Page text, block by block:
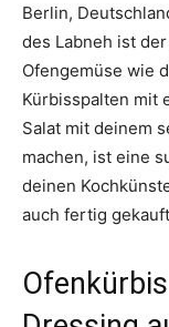
Berlin,
des Labneh ist
Ofengemüse wie
Kürbisspalten mit
Salat mit deinem
machen, ist eine
deinen
auch fertig